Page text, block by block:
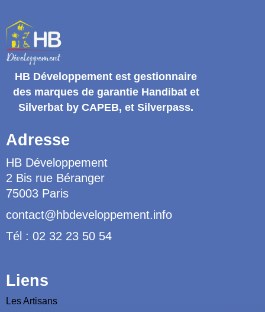
HB Développement est gestionnaire
des marques de garantie Handibat et
Silverbat by CAPEB, et Silverpass.
Adresse
HB Développement
2 Bis rue Béranger
75003 Paris
contact@hbdeveloppement.info
Tél : 02 32 23 50 54
Liens
Les Artisans